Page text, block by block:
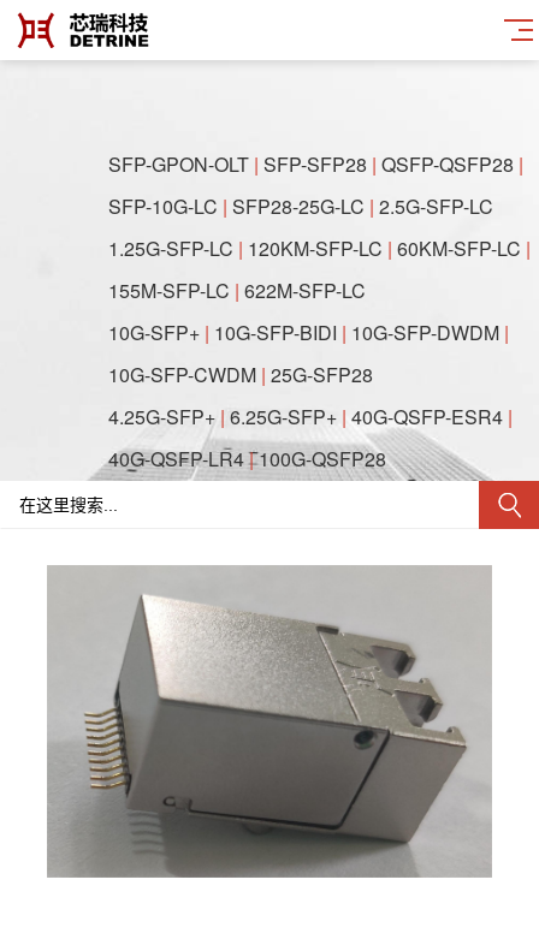
SFP-GPON-OLT| SFP-SFP28 | QSFP-QSFP28 |
SFP-10G-LC | SFP28-25G-LC | 2.5G-SFP-LC
1.25G-SFP-LC | 120KM-SFP-LC | 60KM-SFP-LC |
155M-SFP-LC | 622M-SFP-LC
10G-SFP+| 10G-SFP-BIDI | 10G-SFP-DWDM|
10G-SFP-CWDM| 25G-SFP28
4.25G-SFP+| 6.25G-SFP+| 40G-QSFP-ESR4|
40G-QSFP-LR4|100G-QSFP28
1.25G-SFF-2x5
622M-1x9|155M-1x9